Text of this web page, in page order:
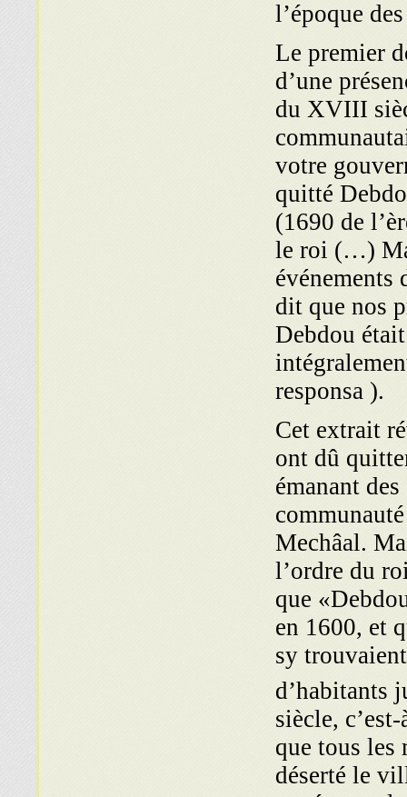
l’époque
Le premier
d’une
du XVIII
votre
quitté
(1690 de
le roi (…)
événements
dit que nos
Debdou
responsa ).
Cet extrait
ont dû
émanant
Mechâal.
l’ordre du
que
en 1600, et
sy
d’habitants
siècle,
que tous les
déserté le